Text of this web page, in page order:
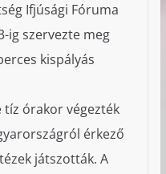
Ifjúsági Fóruma
ig szervezte meg
kispályás
órakor végezték
érkező
játszották. A